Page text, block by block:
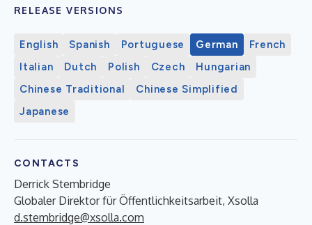
RELEASE VERSIONS
English Spanish Portuguese German
French
Italian
Dutch Polish Czech
Hungarian
Chinese Traditional
Chinese Simplified
Japanese
CONTACTS
Derrick Stembridge
Globaler Direktor für Öffentlichkeitsarbeit, Xsolla
d.stembridge@xsolla.com